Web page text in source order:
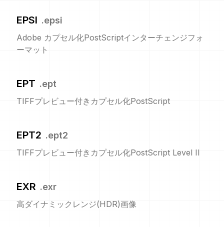
EPSI .epsi
Adobe カプセル化PostScriptインターチェンジフォ
ーマット
EPT .ept
TIFFプレビュー付きカプセル化PostScript
EPT2 .ept2
TIFFプレビュー付きカプセル化PostScript Level II
EXR .exr
高ダイナミックレンジ(HDR)画像